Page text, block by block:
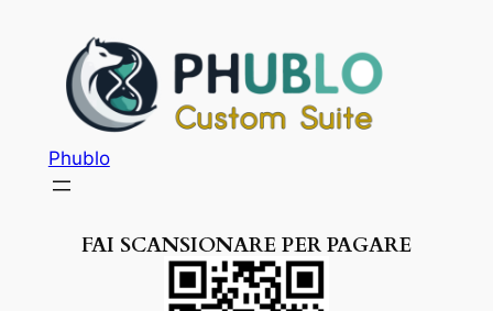
Phublo
FAI SCANSIONARE PER PAGARE